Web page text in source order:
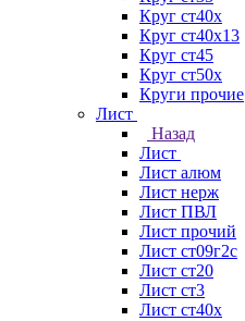
Круг ст40х
Круг ст40х13
Круг ст45
Круг ст50х
Круги прочие
Лист
Назад
Лист
Лист алюм
Лист нерж
Лист ПВЛ
Лист прочий
Лист ст09г2с
Лист ст20
Лист ст3
Лист ст40х